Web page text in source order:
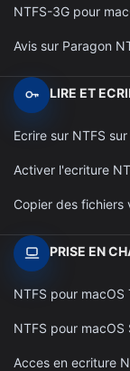
NTFS-3G pour
Avis sur Paragon
LIRE ET
Ecrire sur NTFS
Activer l'ecriture
Copier des fichiers
PRISE EN
NTFS pour macOS
NTFS pour macOS
Acces en ecriture